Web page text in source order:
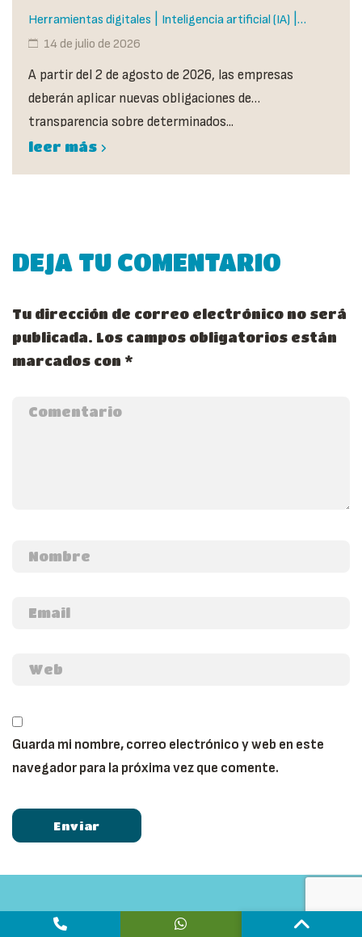
guía del artículo 50
Herramientas digitales Inteligencia artificial (IA)
Tendencias y novedades
14 de julio de 2026
A partir del 2 de agosto de 2026, las empresas
deberán aplicar nuevas obligaciones de
transparencia sobre determinados...
leer más
DEJA TU COMENTARIO
Tu dirección de correo electrónico no será
publicada. Los campos obligatorios están
marcados con *
Guarda mi nombre, correo electrónico y web en este
navegador para la próxima vez que comente.